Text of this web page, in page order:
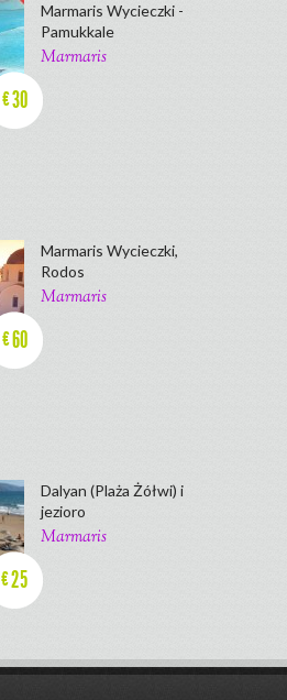
€30
Marmaris Wycieczki -
Pamukkale
Marmaris
€60
Marmaris Wycieczki,
Rodos
Marmaris
€25
Dalyan (Plaża Żółwi) i
jezioro
Marmaris